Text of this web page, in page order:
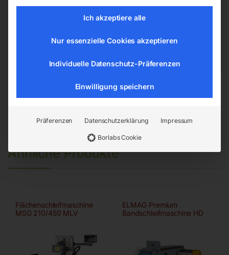
Hannesgrub Nord 19
4911 Ried/Tumeltsham
Ähnliche Produkte
Flächenschleifmaschine
MSG 210/450 MLV
ELMAG Premium
Bandschleifmaschine HD
Ich akzeptiere alle
Nur essenzielle Cookies akzeptieren
Individuelle Datenschutz-Präferenzen
Einwilligung speichern
Präferenzen Datenschutzerklärung Impressum
Borlabs Cookie